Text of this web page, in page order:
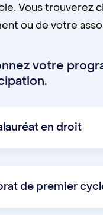
Vous trouverez
ou de votre
votre
en droit
de premier